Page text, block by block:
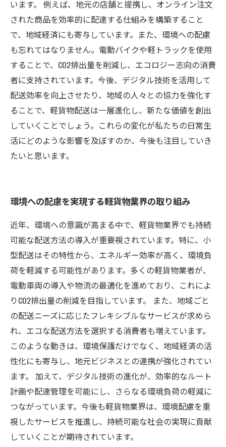
います。 例えば、地元の店舗と提携し、オンライン注文
された商品を効率的に配達する仕組みを構築すること
で、地域経済にも寄与しています。また、環境への配慮
も忘れてはなりません。電動バイクや軽トラックを使用
することで、CO2排出量を削減し、エコロジー志向の消費
者に支持されています。今後、デジタル技術を活用して
配送効率を向上させたり、地域の人々との協力を強化す
ることで、軽貨物配送は一層進化し、新たな価値を創出
していくことでしょう。これらの変化が私たちの日常生
活にどのような影響を及ぼすのか、今後も注目していき
たいと思います。
環境への配慮を実現する軽貨物業界の取り組み
近年、環境への意識が高まる中で、軽貨物業界でも持続
可能な配送方法の導入が重要視されています。特に、小
型配送はその特性から、エネルギー効率が高く、環境負
荷を軽減する可能性があります。多くの軽貨物業者が、
電動車両の導入や物流の最適化を進めており、これによ
りCO2排出量の削減を目指しています。 また、地域ごと
の配送ニーズに応じたフレキシブルなサービスが求めら
れ、エコな配送方法を選択する消費者も増えています。
このような動きは、環境保護だけでなく、地域経済の活
性化にも寄与し、地元ビジネスとの連携が強化されてい
ます。 加えて、デジタル技術の進化が、効率的なルート
計画や配達管理を可能にし、さらなる環境負荷の軽減に
つながっています。今後も軽貨物業界は、環境配慮を重
視したサービスを推進し、持続可能な社会の実現に貢献
していくことが期待されています。